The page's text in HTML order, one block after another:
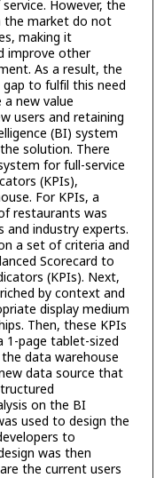
However, the
the market do not
making it
improve other
As a result, the
to fulfil this need
new value
users and retaining
(BI) system
solution. There
for full-service
(KPIs),
For KPIs, a
restaurants was
and industry experts.
a set of criteria and
Scorecard to
(KPIs). Next,
by context and
display medium
Then, these KPIs
1-page tablet-sized
data warehouse
data source that
on the BI
used to design the
to
was then
the current users